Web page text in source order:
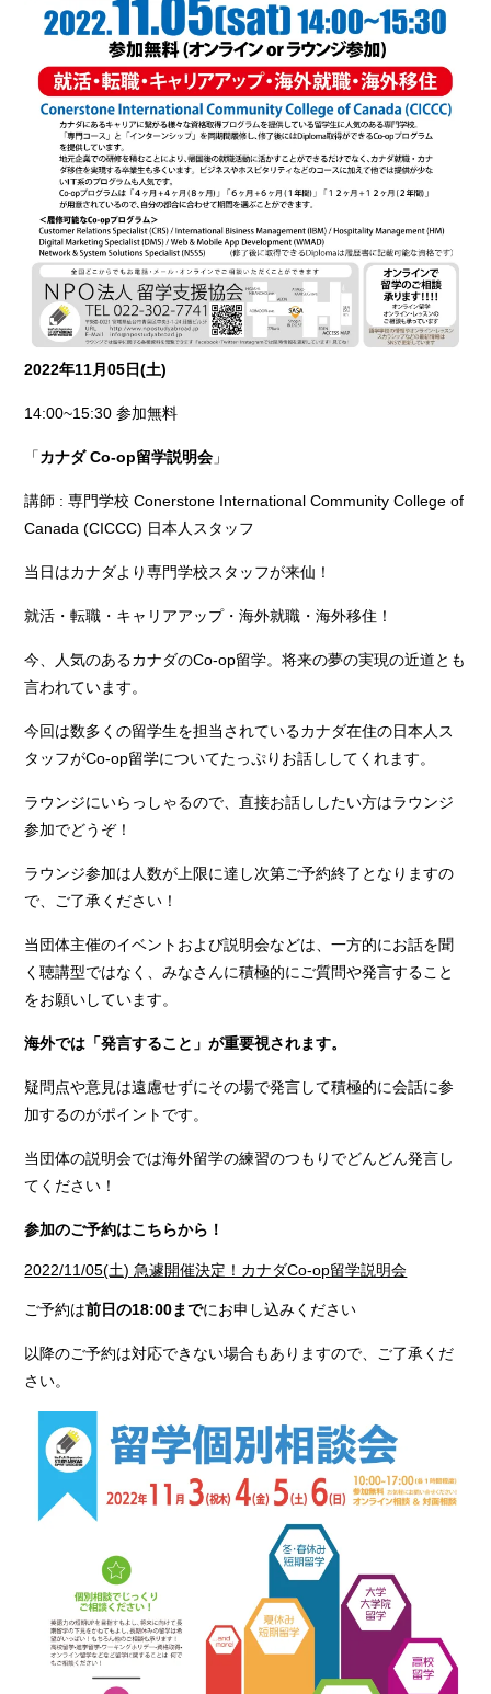
2022年11月05日(土)
14:00~15:30 参加無料
「カナダ Co-op留学説明会 」
講師 : 専門学校 Conerstone International Community College of
Canada (CICCC) 日本人スタッフ
当日はカナダより専門学校スタッフが来仙！
就活・転職・キャリアアップ・海外就職・海外移住！
今、人気のあるカナダのCo-op留学。将来の夢の実現の近道とも
言われています。
今回は数多くの留学生を担当されているカナダ在住の日本人ス
タッフがCo-op留学についてたっぷりお話ししてくれます。
ラウンジにいらっしゃるので、直接お話ししたい方はラウンジ
参加でどうぞ！
ラウンジ参加は人数が上限に達し次第ご予約終了となりますの
で、ご了承ください！
当団体主催のイベントおよび説明会などは、一方的にお話を聞
く聴講型ではなく、みなさんに積極的にご質問や発言すること
をお願いしています。
海外では「発言すること」が重要視されます。
疑問点や意見は遠慮せずにその場で発言して積極的に会話に参
加するのがポイントです。
当団体の説明会では海外留学の練習のつもりでどんどん発言し
てください！
参加のご予約はこちらから！
2022/11/05(土) 急遽開催決定！カナダCo-op留学説明会
ご予約は前日の18:00までにお申し込みください
以降のご予約は対応できない場合もありますので、ご了承くだ
さい。